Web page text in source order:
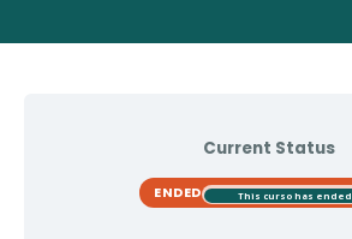
Current Status
ENDED This curso has ended